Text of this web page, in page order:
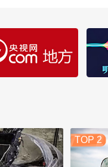
TOP 2